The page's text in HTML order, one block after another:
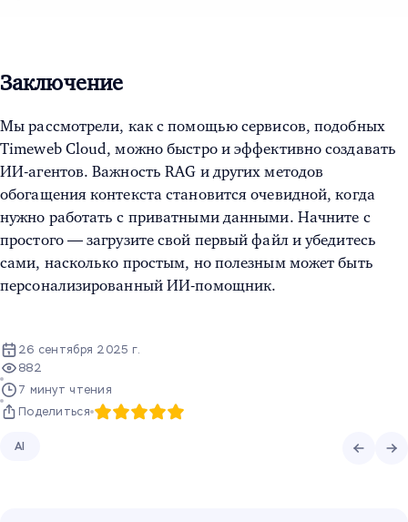
Заключение
Мы рассмотрели, как с помощью сервисов, подобных
Timeweb Cloud, можно быстро и эффективно создавать
ИИ-агентов. Важность RAG и других методов
обогащения контекста становится очевидной, когда
нужно работать с приватными данными. Начните с
простого — загрузите свой первый файл и убедитесь
сами, насколько простым, но полезным может быть
персонализированный ИИ-помощник.
26 сентября 2025 г.
882
7 минут чтения
Поделиться
AI